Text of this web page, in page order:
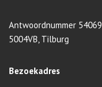
Antwoordnummer 54069
5004VB, Tilburg
Bezoekadres